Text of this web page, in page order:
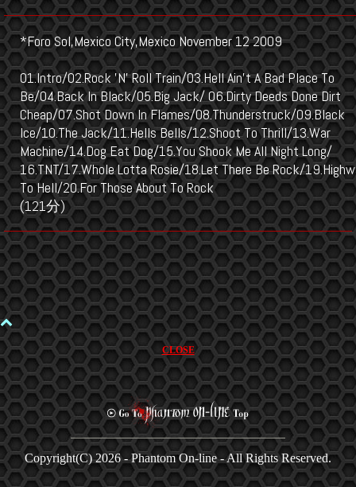
*Foro Sol,Mexico City,Mexico November 12 2009
01.Intro/02.Rock 'N' Roll Train/03.Hell Ain't A Bad Place To
Be/04.Back In Black/05.Big Jack/ 06.Dirty Deeds Done Dirt
Cheap/07.Shot Down In Flames/08.Thunderstruck/09.Black
Ice/10.The Jack/11.Hells Bells/12.Shoot To Thrill/13.War
Machine/14.Dog Eat Dog/15.You Shook Me All Night Long/
16.TNT/17.Whole Lotta Rosie/18.Let There Be Rock/
To Hell/20.For Those About To Rock
(121分)
CLOSE
Copyright(C)2026 - Phantom On-line - All Rights Reserved.